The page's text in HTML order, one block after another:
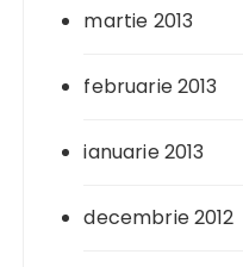
martie 2013
februarie 2013
ianuarie 2013
decembrie 2012